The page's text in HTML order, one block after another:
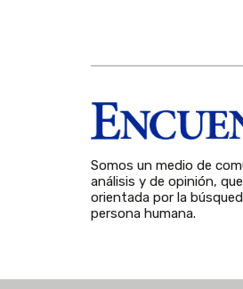
Somos un medio de
análisis y de opinión,
orientada por la
persona humana.